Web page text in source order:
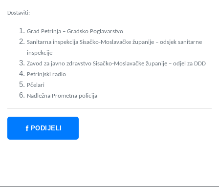
Dostaviti:
Grad Petrinja – Gradsko Poglavarstvo
Sanitarna inspekcija Sisačko-Moslavačke županije – odsjek sanitarne
inspekcije
Zavod za javno zdravstvo Sisačko-Moslavačke županije – odjel za DDD
Petrinjski radio
Pčelari
Nadležna Prometna policija
PODIJELI